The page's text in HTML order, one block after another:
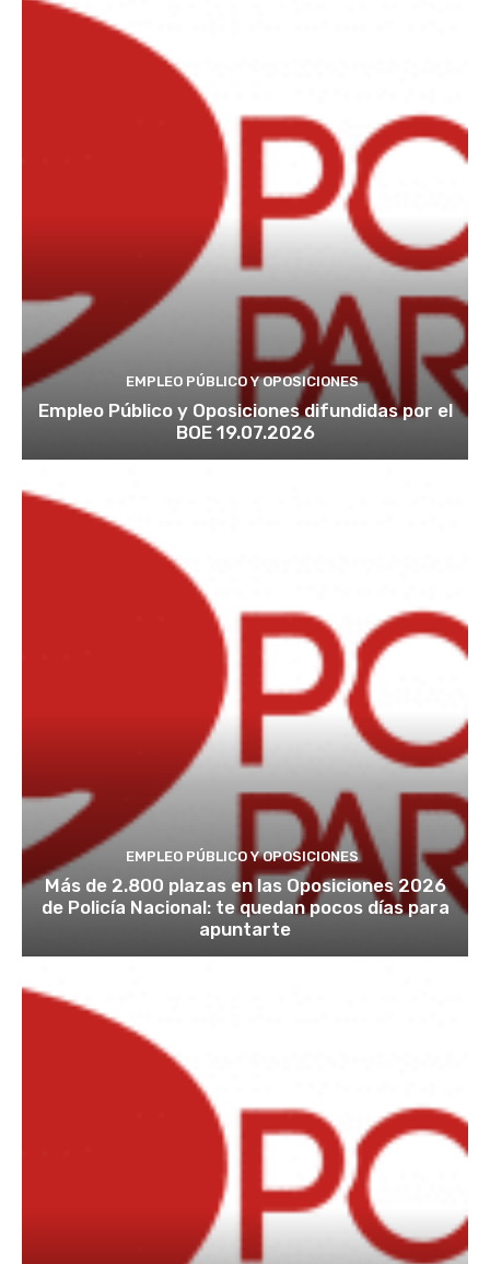
EMPLEO PÚBLICO Y OPOSICIONES
Empleo Público y Oposiciones difundidas por el
BOE 19.07.2026
EMPLEO PÚBLICO Y OPOSICIONES
Más de 2.800 plazas en las Oposiciones 2026
de Policía Nacional: te quedan pocos días para
apuntarte